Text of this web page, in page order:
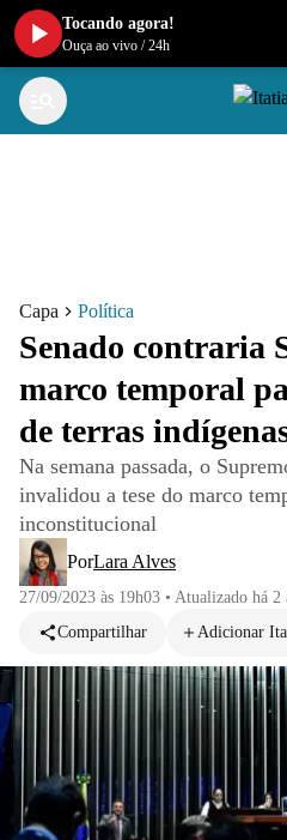
Capa Política
Senado contraria
marco temporal
de terras
Na semana passada, o
invalidou a tese do marco
inconstitucional
PorLara Alves
27/09/2023 às 19h03 • Atualizado há 2
Compartilhar
Adicionar
Tocando agora!
Ouça ao vivo /24h